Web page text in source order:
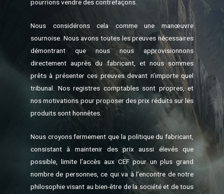
pourrions vendre des contrefaçons.
Nous considérons cela comme une manœuvre
sournoise. Nous avons toutes les preuves nécessaires
démontrant que nous nous approvisionnons
directement auprès du fabricant, et nous sommes
prêts à présenter ces preuves devant n’importe quel
tribunal. Nos registres comptables sont propres, et
nos motivations pour proposer des prix réduits sur les
produits sont honnêtes.
Nous croyons fermement que la politique du fabricant,
consistant à maintenir des prix aussi élevés que
possible, limite l’accès aux CEF pour un plus grand
nombre de personnes, ce qui va à l’encontre de notre
philosophie visant au bien-être de la société et de tous